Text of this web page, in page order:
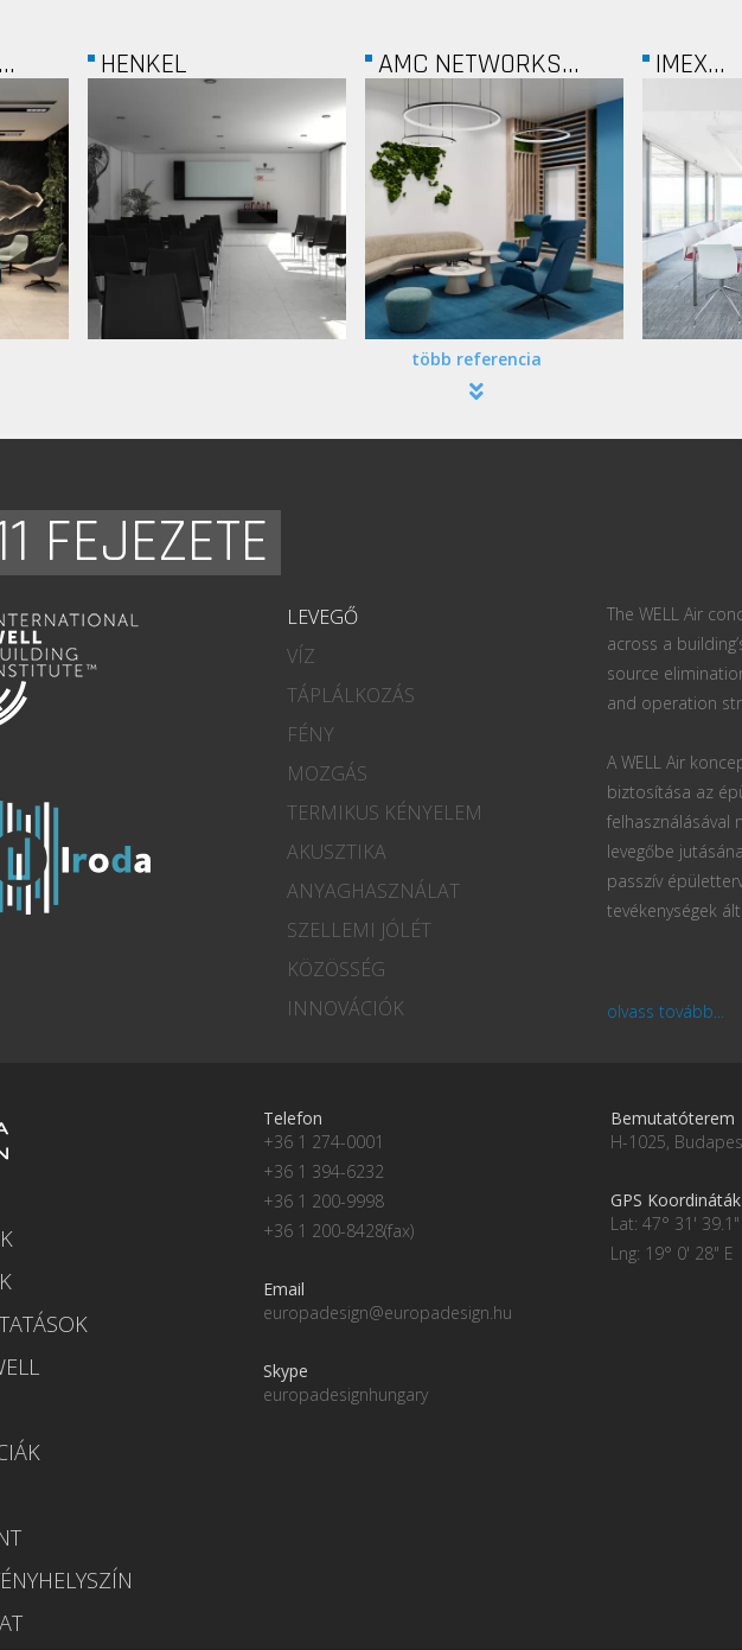
AMC NETWORKS... IMEX... RTL
több referencia
FEJEZETE
LEVEGŐ
VÍZ
TÁPLÁLKOZÁS
FÉNY
MOZGÁS
TERMIKUS KÉNYELEM
AKUSZTIKA
ANYAGHASZNÁLAT
SZELLEMI JÓLÉT
KÖZÖSSÉG
INNOVÁCIÓK
The WELL Air
across a
source
and operation
A WELL Air
biztosítása az
felhasználásával
levegőbe
passzív
tevékenységek
olvass tovább...
Telefon
+36 1 274-0001
+36 1 394-6232
+36 1 200-9998
+36 1 200-8428(fax)
Email
europadesign@europadesign.hu
Skype
europadesignhungary
Bemutatóterem
H-1025,
GPS Koordináták
Lat: 47° 31'
Lng: 19° 0' 28" E